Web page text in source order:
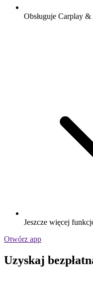
Obsługuje Carplay
Jeszcze więcej
Otwórz app
Uzyskaj